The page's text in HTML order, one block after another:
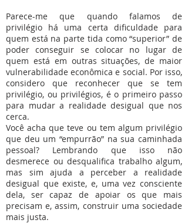
Parece-me que quando falamos de
privilégio há uma certa dificuldade para
quem está na parte tida como “superior” de
poder conseguir se colocar no lugar de
quem está em outras situações, de maior
vulnerabilidade econômica e social. Por isso,
considero que reconhecer que se tem
privilégio, ou privilégios, é o primeiro passo
para mudar a realidade desigual que nos
cerca.
Você acha que teve ou tem algum privilégio
que deu um “empurrão” na sua caminhada
pessoal? Lembrando que isso não
desmerece ou desqualifica trabalho algum,
mas sim ajuda a perceber a realidade
desigual que existe, e, uma vez consciente
dela, ser capaz de apoiar os que mais
precisam e, assim, construir uma sociedade
mais justa.